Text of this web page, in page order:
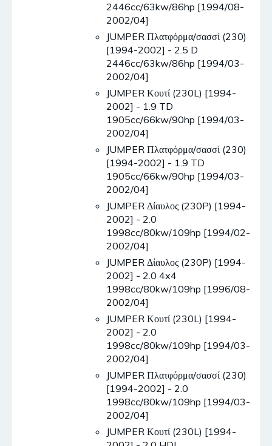
2446cc/63kw/86hp [1994/08-
2002/04]
JUMPER Πλατφόρμα/σασσί (230)
[1994-2002] - 2.5 D
2446cc/63kw/86hp [1994/03-
2002/04]
JUMPER Κουτί (230L) [1994-
2002] - 1.9 TD
1905cc/66kw/90hp [1994/03-
2002/04]
JUMPER Πλατφόρμα/σασσί (230)
[1994-2002] - 1.9 TD
1905cc/66kw/90hp [1994/03-
2002/04]
JUMPER Δίαυλος (230P) [1994-
2002] - 2.0
1998cc/80kw/109hp [1994/02-
2002/04]
JUMPER Δίαυλος (230P) [1994-
2002] - 2.0 4x4
1998cc/80kw/109hp [1996/08-
2002/04]
JUMPER Κουτί (230L) [1994-
2002] - 2.0
1998cc/80kw/109hp [1994/03-
2002/04]
JUMPER Πλατφόρμα/σασσί (230)
[1994-2002] - 2.0
1998cc/80kw/109hp [1994/03-
2002/04]
JUMPER Κουτί (230L) [1994-